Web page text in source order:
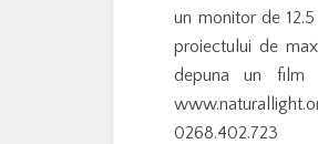
un monitor de
proiectului de
depuna un film
0268.402.723